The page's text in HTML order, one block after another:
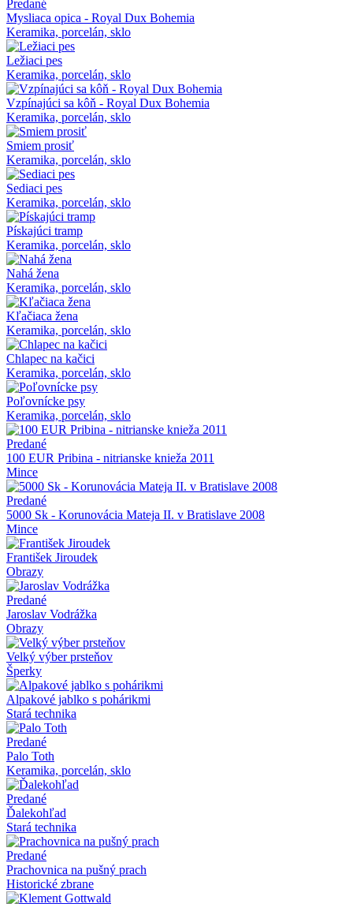
Predané
Mysliaca opica - Royal Dux Bohemia
Keramika, porcelán, sklo
Ležiaci pes
Keramika, porcelán, sklo
Vzpínajúci sa kôň - Royal Dux Bohemia
Keramika, porcelán, sklo
Smiem prosiť
Keramika, porcelán, sklo
Sediaci pes
Keramika, porcelán, sklo
Pískajúci tramp
Keramika, porcelán, sklo
Nahá žena
Keramika, porcelán, sklo
Kľačiaca žena
Keramika, porcelán, sklo
Chlapec na kačici
Keramika, porcelán, sklo
Poľovnícke psy
Keramika, porcelán, sklo
Predané
100 EUR Pribina - nitrianske knieža 2011
Mince
Predané
5000 Sk - Korunovácia Mateja II. v Bratislave 2008
Mince
František Jiroudek
Obrazy
Predané
Jaroslav Vodrážka
Obrazy
Velký výber prsteňov
Šperky
Alpakové jablko s pohárikmi
Stará technika
Predané
Palo Toth
Keramika, porcelán, sklo
Predané
Ďalekohľad
Stará technika
Predané
Prachovnica na pušný prach
Historické zbrane